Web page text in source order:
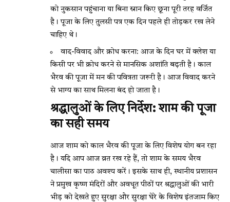
को नुकसान पहुंचाना या बिना स्नान किए छूना पूरी तरह वर्जित
है। पूजा के लिए तुलसी पत्र एक दिन पहले ही तोड़कर रख लेने
चाहिए थे।
वाद-विवाद और क्रोध करना: आज के दिन घर में क्लेश या
किसी पर भी क्रोध करने से मानसिक अशांति बढ़ती है। काल
भैरव की पूजा में मन की पवित्रता जरूरी है। आज विवाद करने
से भाग्य का साथ मिलना बंद हो जाता है।
श्रद्धालुओं के लिए निर्देश: शाम की पूजा
का सही समय
आज शाम को काल भैरव की पूजा के लिए विशेष योग बन रहा
है। यदि आप आज व्रत रख रहे हैं, तो शाम के समय भैरव
चालीसा का पाठ अवश्य करें। इसके साथ ही, स्थानीय प्रशासन
ने प्रमुख कृष्ण मंदिरों और अवधूत पीठों पर श्रद्धालुओं की भारी
भीड़ को देखते हुए सुरक्षा और सुरक्षा घेरे के विशेष इंतजाम किए